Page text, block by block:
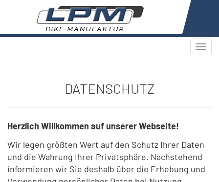
DATENSCHUTZ
Herzlich Willkommen auf unserer Webseite!
Wir legen größten Wert auf den Schutz Ihrer Daten
und die Wahrung Ihrer Privatsphäre. Nachstehend
informieren wir Sie deshalb über die Erhebung und